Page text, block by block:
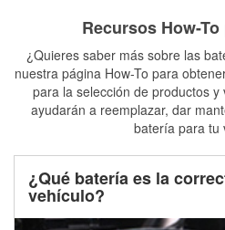
Recursos How-
¿Quieres saber más sobre las
nuestra página How-To para
para la selección de productos
ayudarán a reemplazar, dar
batería para tu
¿Qué batería es la
vehículo?